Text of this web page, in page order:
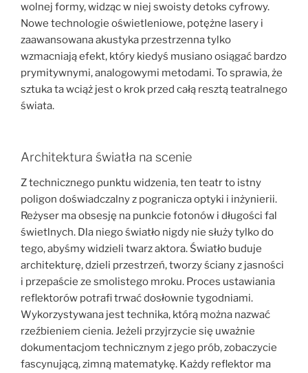
wolnej formy, widząc w niej swoisty detoks cyfrowy.
Nowe technologie oświetleniowe, potężne lasery i
zaawansowana akustyka przestrzenna tylko
wzmacniają efekt, który kiedyś musiano osiągać bardzo
prymitywnymi, analogowymi metodami. To sprawia, że
sztuka ta wciąż jest o krok przed całą resztą teatralnego
świata.
Architektura światła na scenie
Z technicznego punktu widzenia, ten teatr to istny
poligon doświadczalny z pogranicza optyki i inżynierii.
Reżyser ma obsesję na punkcie fotonów i długości fal
świetlnych. Dla niego światło nigdy nie służy tylko do
tego, abyśmy widzieli twarz aktora. Światło buduje
architekturę, dzieli przestrzeń, tworzy ściany z jasności
i przepaście ze smolistego mroku. Proces ustawiania
reflektorów potrafi trwać dosłownie tygodniami.
Wykorzystywana jest technika, którą można nazwać
rzeźbieniem cienia. Jeżeli przyjrzycie się uważnie
dokumentacjom technicznym z jego prób, zobaczycie
fascynującą, zimną matematykę. Każdy reflektor ma